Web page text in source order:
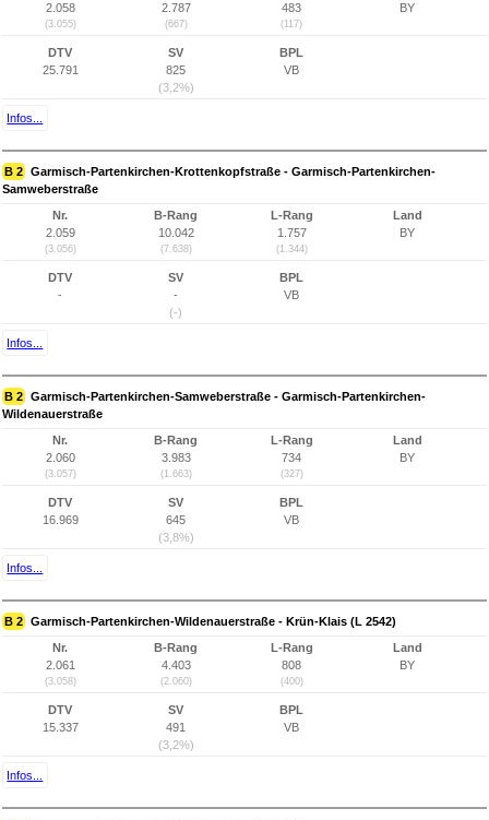
2.058
(3.055)
2.787
(667)
483
(117)
BY
DTV
25.791
SV
825
(3,2%)
BPL
VB
Infos...
B 2 Garmisch-Partenkirchen-Krottenkopfstraße - Garmisch-Partenkirchen-
Samweberstraße
Nr.
2.059
(3.056)
B-Rang
10.042
(7.638)
L-Rang
1.757
(1.344)
Land
BY
DTV
-
SV
-
(-)
BPL
VB
Infos...
B 2 Garmisch-Partenkirchen-Samweberstraße - Garmisch-Partenkirchen-
Wildenauerstraße
Nr.
2.060
(3.057)
B-Rang
3.983
(1.663)
L-Rang
734
(327)
Land
BY
DTV
16.969
SV
645
(3,8%)
BPL
VB
Infos...
B 2 Garmisch-Partenkirchen-Wildenauerstraße - Krün-Klais (L 2542)
Nr.
2.061
(3.058)
B-Rang
4.403
(2.060)
L-Rang
808
(400)
Land
BY
DTV
15.337
SV
491
(3,2%)
BPL
VB
Infos...